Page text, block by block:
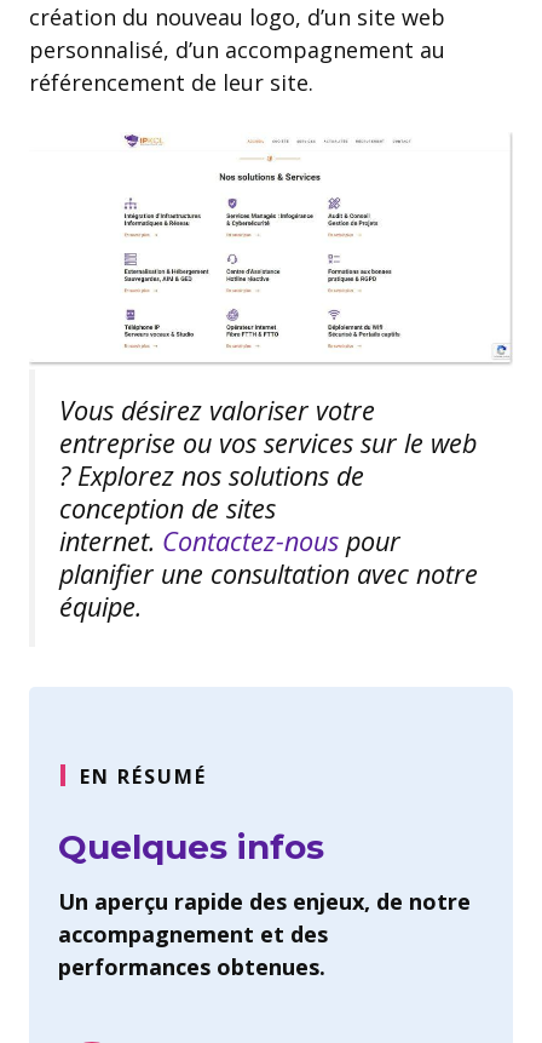
création du nouveau logo, d’un site web
personnalisé, d’un accompagnement au
référencement de leur site.
Vous désirez valoriser votre
entreprise ou vos services sur le web
? Explorez nos solutions de
conception de sites
internet. Contactez-nous pour
planifier une consultation avec notre
équipe.
EN RÉSUMÉ
Quelques infos
Un aperçu rapide des enjeux, de notre
accompagnement et des
performances obtenues.